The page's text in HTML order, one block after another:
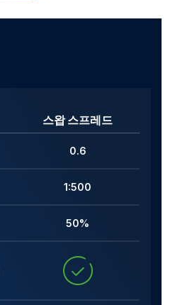
스왑 스프레드
0.6
1:500
50%